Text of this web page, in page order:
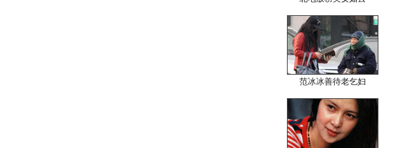
范冰冰善待老乞妇